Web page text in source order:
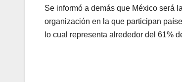
Se informó a demás que México será
organización en la que participan
lo cual representa alrededor del 61%